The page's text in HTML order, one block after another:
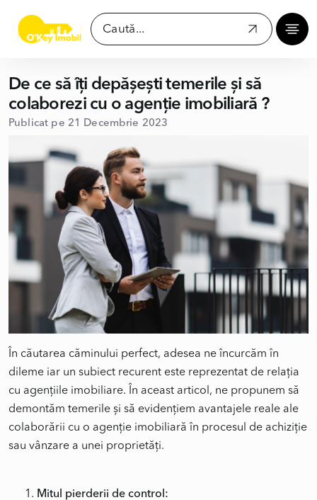
De ce să îți depășești temerile și să
colaborezi cu o agenție imobiliară ?
Publicat pe 21 Decembrie 2023
În căutarea căminului perfect, adesea ne încurcăm în
dileme iar un subiect recurent este reprezentat de relația
cu agențiile imobiliare. În aceast articol, ne propunem să
demontăm temerile și să evidențiem avantajele reale ale
colaborării cu o agenție imobiliară în procesul de achiziție
Mitul pierderii de control: